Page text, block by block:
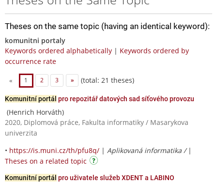
Theses on the same topic (having an identical keyword):
komunitni portaly
Keywords ordered alphabetically | Keywords ordered by
occurrence rate
« 1 2 3 » (total: 21 theses)
Komunitní portál pro repozitář datových sad síťového provozu
(Henrich Horváth)
2020, Diplomová práce, Fakulta informatiky / Masarykova
univerzita
• https://is.muni.cz/th/pfu8q/ | Aplikovaná informatika / |
Theses on a related topic
Komunitní portál pro uživatele služeb XDENT a LABINO